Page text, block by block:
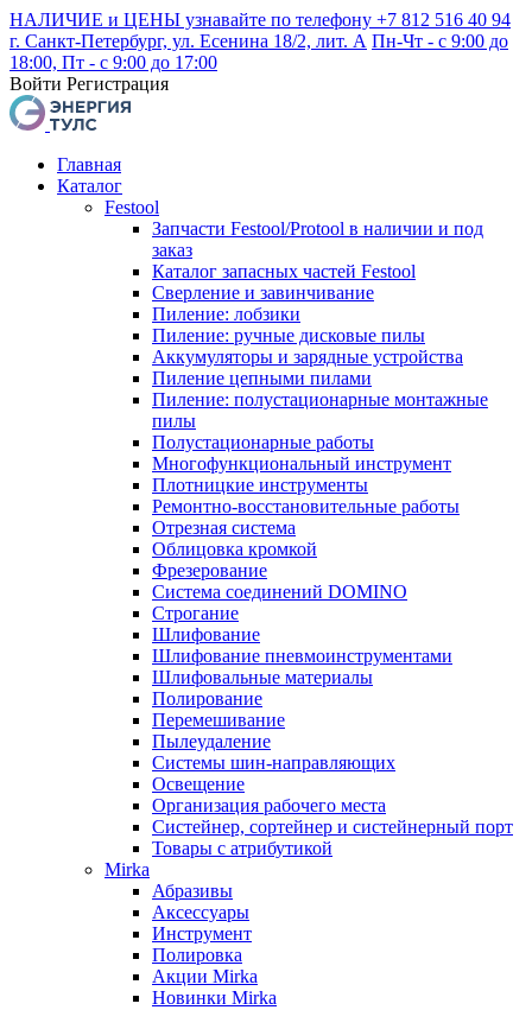
НАЛИЧИЕ и ЦЕНЫ узнавайте по телефону +7 812 516 40 94
г. Санкт-Петербург, ул. Есенина 18/2, лит. А Пн-Чт - с 9:00 до
18:00, Пт - с 9:00 до 17:00
Войти Регистрация
Главная
Каталог
Festool
Запчасти Festool/Protool в наличии и под
заказ
Каталог запасных частей Festool
Сверление и завинчивание
Пиление: лобзики
Пиление: ручные дисковые пилы
Аккумуляторы и зарядные устройства
Пиление цепными пилами
Пиление: полустационарные монтажные
пилы
Полустационарные работы
Многофункциональный инструмент
Плотницкие инструменты
Ремонтно-восстановительные работы
Отрезная система
Облицовка кромкой
Фрезерование
Система соединений DOMINO
Строгание
Шлифование
Шлифование пневмоинструментами
Шлифовальные материалы
Полирование
Перемешивание
Пылеудаление
Системы шин-направляющих
Освещение
Организация рабочего места
Систейнер, сортейнер и систейнерный порт
Товары с атрибутикой
Mirka
Абразивы
Аксессуары
Инструмент
Полировка
Акции Mirka
Новинки Mirka